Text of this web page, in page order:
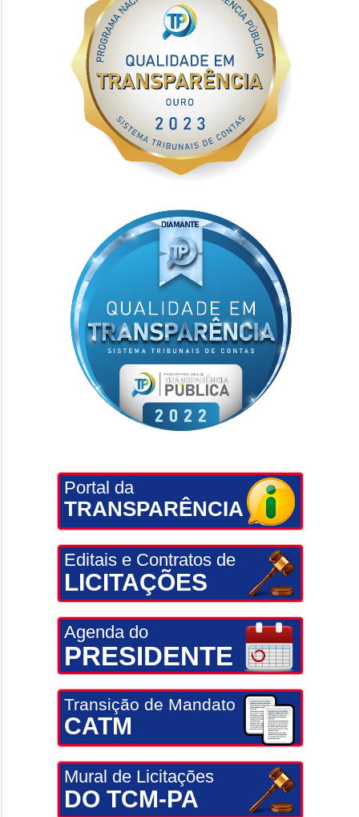
Portal da
TRANSPARÊNCIA
Editais e Contratos de
LICITAÇÕES
Agenda do
PRESIDENTE
Transição de Mandato
CATM
Mural de Licitações
DO TCM-PA